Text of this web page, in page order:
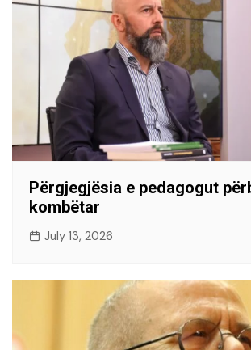
Përgjegjësia e pedagogut
kombëtar
July 13, 2026